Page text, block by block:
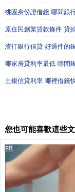
桃園身份證借錢 哪間銀
原住民創業貸款條件 貸
渣打銀行信貸 好過件的
哪家房貸利率最低 哪間
土銀信貸利率 哪裡借錢
您也可能喜歡這些
PR